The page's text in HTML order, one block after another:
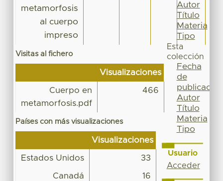
metamorfosis
al cuerpo
impreso
Visitas al fichero
Visualizaciones
Cuerpo en
metamorfosis.pdf
466
Países con más visualizaciones
Visualizaciones
Estados Unidos 33
Canadá 16
Autor
Título
Materia
Tipo
Esta
colección
Fecha
de
publicación
Autor
Título
Materia
Tipo
Usuario
Acceder